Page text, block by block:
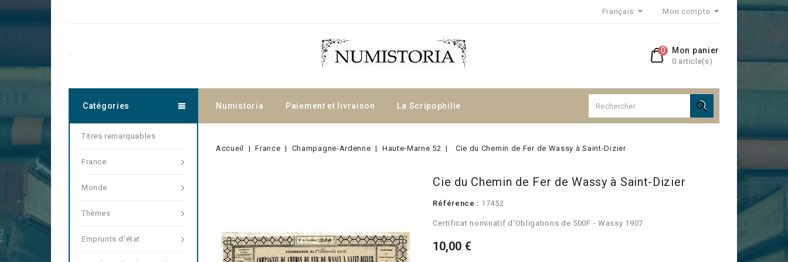
Français Mon compte
Mon panier
0 article(s)
0
.
Numistoria Paiement et livraison La Scripophilie 
Catégories
Titres remarquables
France
Monde
Thèmes
Emprunts d'état
Accueil France Champagne-Ardenne Haute-Marne 52 Cie du Chemin de Fer de Wassy à Saint-Dizier
Cie du Chemin de Fer de Wassy à Saint-Dizier
Référence : 17452
Certificat nominatif d'Obligations de 500F - Wassy 1907
10,00 €